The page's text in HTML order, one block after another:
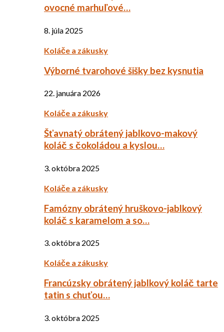
ovocné marhuľové…
8. júla 2025
Koláče a zákusky
Výborné tvarohové šišky bez kysnutia
22. januára 2026
Koláče a zákusky
Šťavnatý obrátený jablkovo-makový
koláč s čokoládou a kyslou…
3. októbra 2025
Koláče a zákusky
Famózny obrátený hruškovo-jablkový
koláč s karamelom a so…
3. októbra 2025
Koláče a zákusky
Francúzsky obrátený jablkový koláč tarte
tatin s chuťou…
3. októbra 2025